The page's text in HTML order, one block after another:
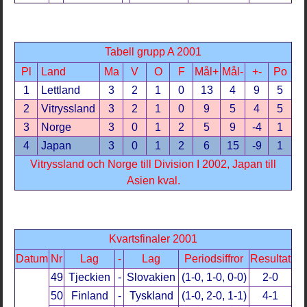
Tabell grupp A 2001
Pl
Land Ma V O F Mål+ Mål- +-
Po
1
Lettland 3 2 1 0 13 4 9
5
2
Vitryssland 3 2 1 0 9 5 4
5
3
Norge 3 0 1 2 5 9 -4
1
4
Japan 3 0 1 2 6 15 -9
1
Vitryssland och Norge till Division I 2002, Japan till
Asien kval.
Kvartsfinaler 2001
Datum Nr Lag - Lag Periodsiffror Resultat
49 Tjeckien - Slovakien (1-0, 1-0, 0-0)
2-0
50
Finland - Tyskland (1-0, 2-0, 1-1) 4-1